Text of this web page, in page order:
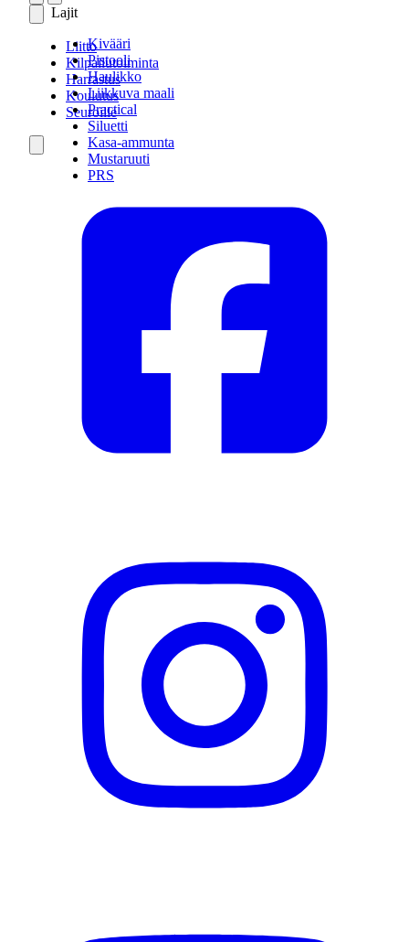
Lajit
Kivääri
Pistooli
Haulikko
Liikkuva maali
Practical
Siluetti
Kasa-ammunta
Mustaruuti
PRS
Liitto
Kilpailutoiminta
Harrastus
Koulutus
Seuroille